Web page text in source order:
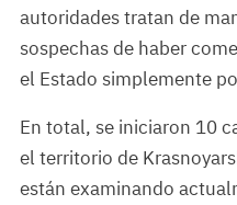
autoridades tratan de
sospechas de haber
el Estado simplemente
En total, se iniciaron 10
el territorio de
están examinando